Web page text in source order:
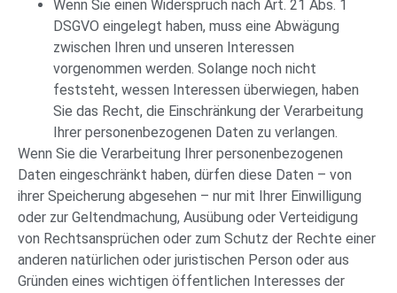
Wenn Sie einen Widerspruch nach Art. 21 Abs. 1
DSGVO eingelegt haben, muss eine Abwägung
zwischen Ihren und unseren Interessen
vorgenommen werden. Solange noch nicht
feststeht, wessen Interessen überwiegen, haben
Sie das Recht, die Einschränkung der Verarbeitung
Ihrer personenbezogenen Daten zu verlangen.
Wenn Sie die Verarbeitung Ihrer personenbezogenen
Daten eingeschränkt haben, dürfen diese Daten – von
ihrer Speicherung abgesehen – nur mit Ihrer Einwilligung
oder zur Geltendmachung, Ausübung oder Verteidigung
von Rechtsansprüchen oder zum Schutz der Rechte einer
anderen natürlichen oder juristischen Person oder aus
Gründen eines wichtigen öffentlichen Interesses der